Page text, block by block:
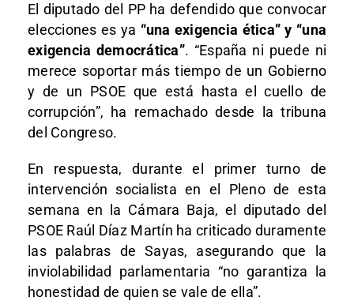
El diputado del PP ha defendido que convocar
elecciones es ya “una exigencia ética” y “una
exigencia democrática”. “España ni puede ni
merece soportar más tiempo de un Gobierno
y de un PSOE que está hasta el cuello de
corrupción”, ha remachado desde la tribuna
del Congreso.
En respuesta, durante el primer turno de
intervención socialista en el Pleno de esta
semana en la Cámara Baja, el diputado del
PSOE Raúl Díaz Martín ha criticado duramente
las palabras de Sayas, asegurando que la
inviolabilidad parlamentaria “no garantiza la
honestidad de quien se vale de ella”.